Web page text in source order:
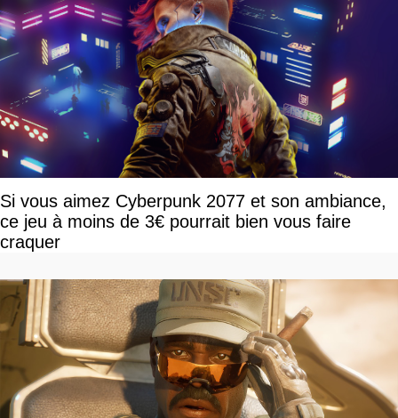
Si vous aimez Cyberpunk 2077 et son ambiance,
ce jeu à moins de 3€ pourrait bien vous faire
craquer